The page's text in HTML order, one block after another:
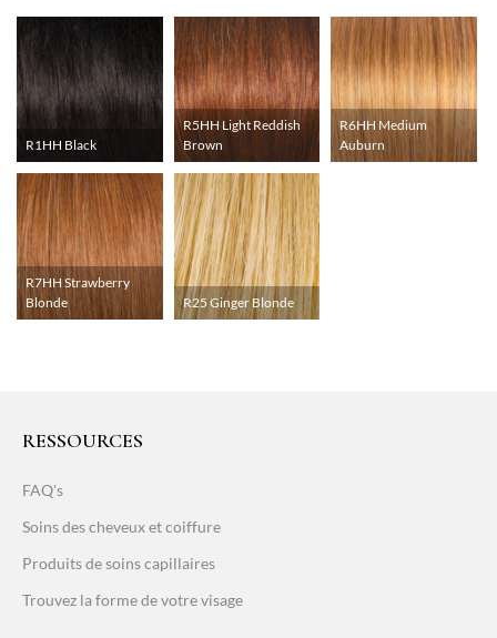
R1HH Black
R5HH Light Reddish
Brown
R6HH Medium
Auburn
R7HH Strawberry
Blonde
R25 Ginger Blonde
RESSOURCES
FAQ's
Soins des cheveux et coiffure
Produits de soins capillaires
Trouvez la forme de votre visage